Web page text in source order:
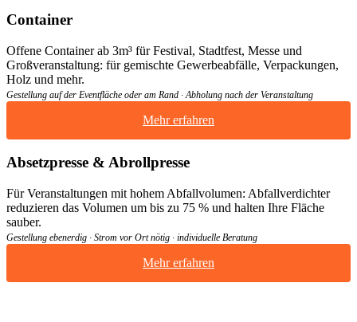
Container
Offene Container ab 3m³ für Festival, Stadtfest, Messe und
Großveranstaltung: für gemischte Gewerbeabfälle, Verpackungen,
Holz und mehr.
Gestellung auf der Eventfläche oder am Rand · Abholung nach der Veranstaltung
Mehr erfahren
Absetzpresse & Abrollpresse
Für Veranstaltungen mit hohem Abfallvolumen: Abfallverdichter
reduzieren das Volumen um bis zu 75 % und halten Ihre Fläche
sauber.
Gestellung ebenerdig · Strom vor Ort nötig · individuelle Beratung
Mehr erfahren